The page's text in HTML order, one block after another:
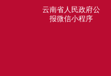
云南省人民政府公
报微信小程序